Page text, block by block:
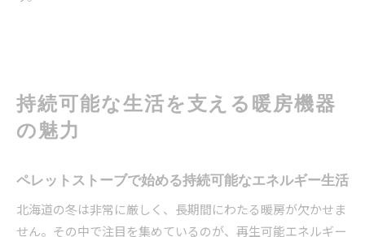
持続可能な生活を支える暖房機器
の魅力
ペレットストーブで始める持続可能なエネルギー生活
北海道の冬は非常に厳しく、長期間にわたる暖房が欠かせま
せん。その中で注目を集めているのが、再生可能エネルギー